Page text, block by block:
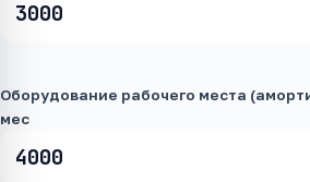
Оборудование рабочего места
мес